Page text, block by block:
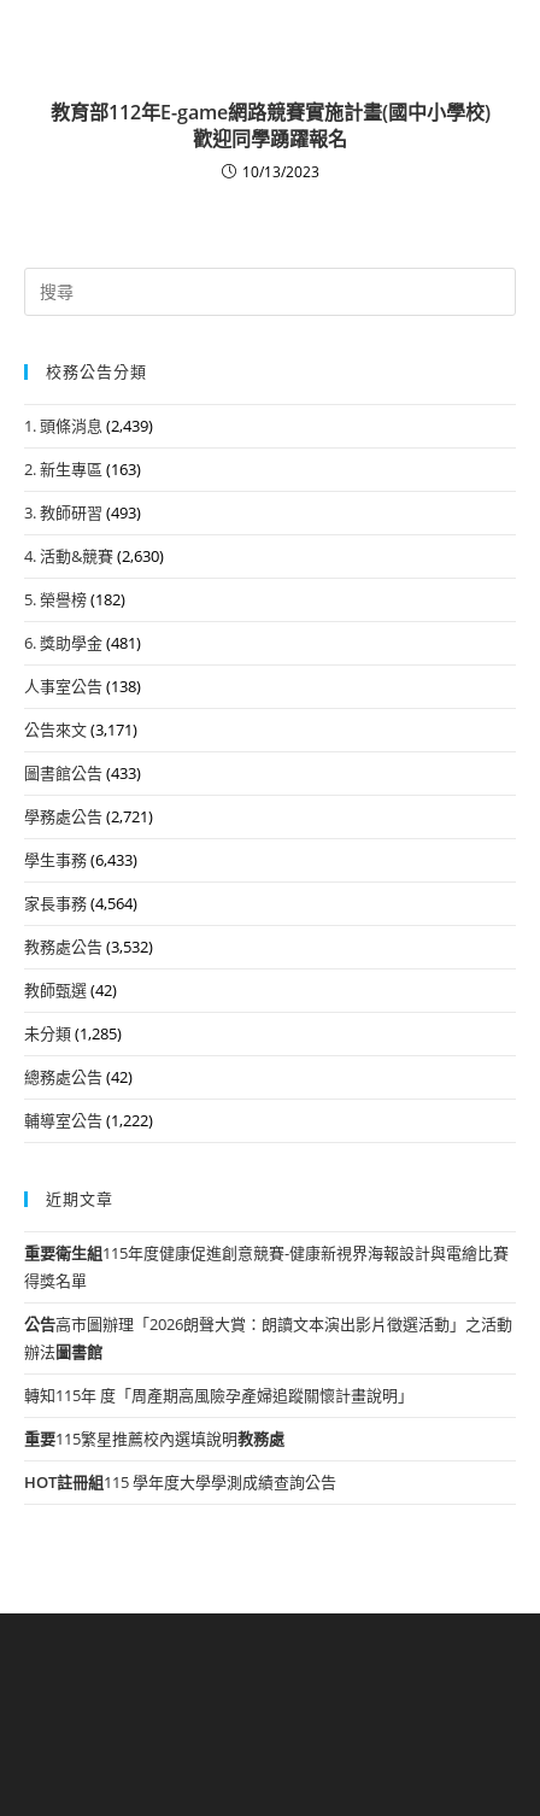
教育部112年E-game網路競賽實施計畫(國中小學校)
歡迎同學踴躍報名
10/13/2023
Search
for:
校務公告分類
1. 頭條消息 (2,439)
2. 新生專區 (163)
3. 教師研習 (493)
4. 活動&競賽(2,630)
5. 榮譽榜(182)
6. 獎助學金(481)
人事室公告(138)
公告來文(3,171)
圖書館公告(433)
學務處公告(2,721)
學生事務(6,433)
家長事務(4,564)
教務處公告(3,532)
教師甄選(42)
未分類(1,285)
總務處公告(42)
輔導室公告(1,222)
近期文章
重要衛生組115年度健康促進創意競賽-健康新視界海報設計與電繪比賽
得獎名單
公告高市圖辦理「2026朗聲大賞：朗讀文本演出影片徵選活動」之活動
辦法圖書館
轉知115年 度「周產期高風險孕產婦追蹤關懷計畫說明」
重要115繁星推薦校內選填說明教務處
HOT註冊組115 學年度大學學測成績查詢公告